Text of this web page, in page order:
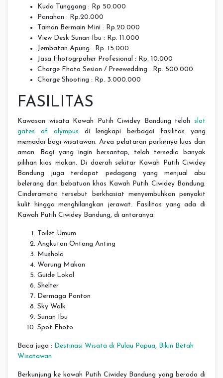
Kuda Tunggang : Rp 50.000
Panahan : Rp.20.000
Taman Bermain Mini : Rp.20.000
View Desk Sunan Ibu : Rp. 11.000
Jembatan Apung : Rp. 15.000
Jasa Fhotogrpaher Profesional : Rp. 10.000
Charge Fhoto Sesion / Preewedding : Rp. 500.000
Charge Shooting : Rp. 3.000.000
FASILITAS
Kawasan wisata Kawah Putih Ciwidey Bandung telah slot
gates of olympus di lengkapi berbagai fasilitas yang
memadai bagi wisatawan. Area pelataran parkirnya luas dan
aman. Bagi yang ingin bersantap, telah tersedia banyak
pilihan kios makan. Di daerah sekitar Kawah Putih Ciwidey
Bandung juga terdapat pedagang yang menjual abu
belerang dan bebatuan khas Kawah Putih Ciwidey Bandung.
Cinderamata tersebut berkhasiat menyembuhkan penyakit
kulit hingga menghilangkan jerawat. Fasilitas yang ada di
Kawah Putih Ciwidey Bandung, di antaranya:
Toilet Umum
Angkutan Ontang Anting
Mushola
Warung Makan
Guide Lokal
Shelter
Dermaga Ponton
Sky Walk
Sunan Ibu
Spot Fhoto
Baca juga : Destinasi Wisata di Pulau Papua, Bikin Betah
Wisatawan
Berkunjung ke kawah Putih Ciwidey Bandung yang berada di